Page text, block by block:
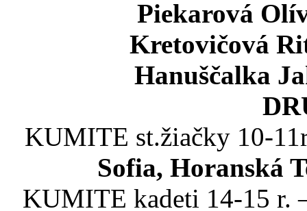
Piekarová
Kretovičová
Hanuščalka
KUMITE st.žiačky 10-
Sofia, Horanská
KUMITE kadeti 14-15 r.